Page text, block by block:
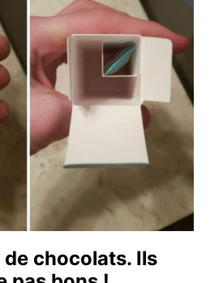
chocolats. Ils